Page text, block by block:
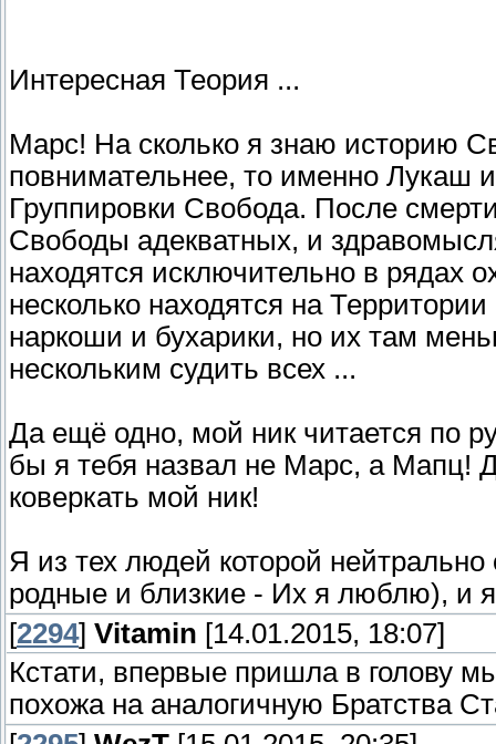
Интересная Теория ...
Марс! На сколько я знаю историю
повнимательнее, то именно Лукаш
Группировки Свобода. После
Свободы адекватных, и
находятся исключительно в рядах
несколько находятся на
наркоши и бухарики, но их там
нескольким судить всех ...
Да ещё одно, мой ник читается по
бы я тебя назвал не Марс, а Мапц!
коверкать мой ник!
Я из тех людей которой
родные и близкие - Их я люблю), и
[2294] Vitamin [14.01.2015, 18:07]
Кстати, впервые пришла в голову
похожа на аналогичную Братства